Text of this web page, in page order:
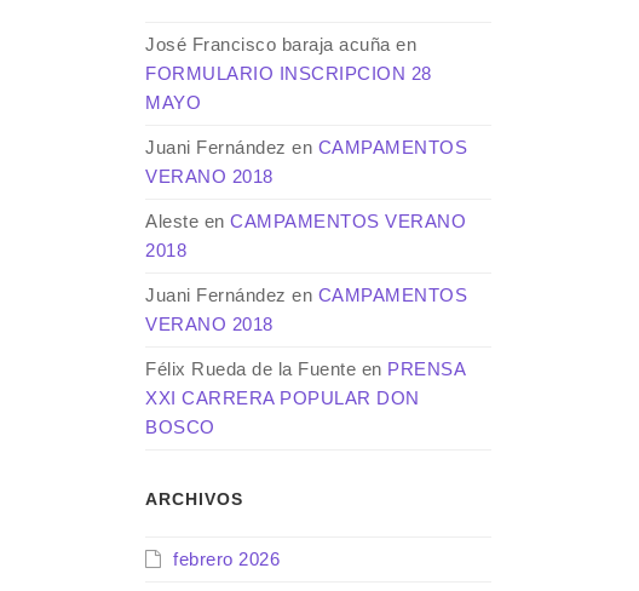
José Francisco baraja acuña en
FORMULARIO INSCRIPCION 28
MAYO
Juani Fernández en CAMPAMENTOS
VERANO 2018
Aleste en CAMPAMENTOS VERANO
2018
Juani Fernández en CAMPAMENTOS
VERANO 2018
Félix Rueda de la Fuente en PRENSA
XXI CARRERA POPULAR DON
BOSCO
ARCHIVOS
febrero 2026